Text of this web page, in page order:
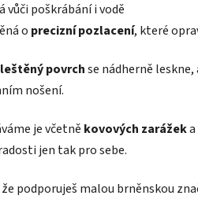
vůči poškrábání i vodě
o precizní pozlacení, které
leštěný povrchse nádherně leskne,
nošení.
je včetně kovových zarážek
jen tak pro sebe.
že podporuješ malou brněnskou